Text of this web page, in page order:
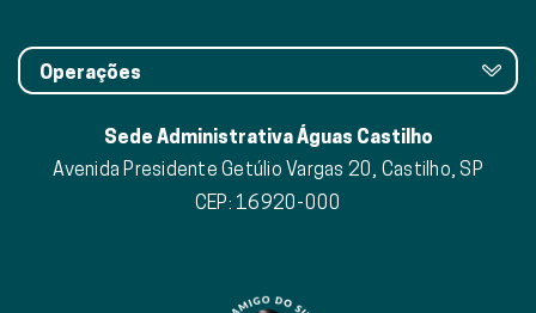
Operações
Sede Administrativa Águas Castilho
Avenida Presidente Getúlio Vargas 20, Castilho, SP
CEP: 16920-000